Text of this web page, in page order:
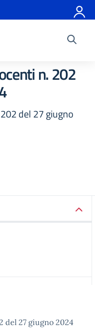
n. 202
del 27 giugno
del 27 giugno 2024